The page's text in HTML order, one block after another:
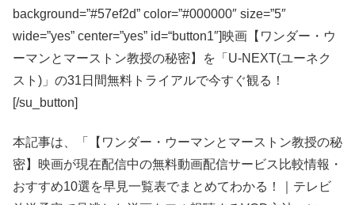
background=”#57ef2d” color=”#000000″ size=”5″
wide=”yes” center=”yes” id=“button1″]映画【ワンダー・ウ
ーマンとマーストン教授の秘密】を「U-NEXT(ユーネク
スト)」の31日間無料トライアルで今すぐ観る！
[/su_button]
本記事は、「【ワンダー・ウーマンとマーストン教授の秘
密】映画が現在配信中の無料動画配信サービス比較情報・
おすすめ10選を早見一覧表でまとめてわかる！｜テレビ